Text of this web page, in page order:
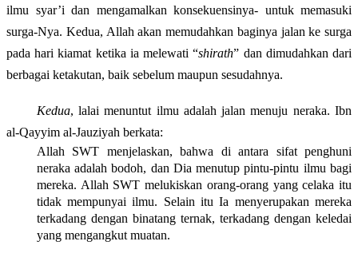
ilmu syar’i dan mengamalkan konsekuensinya- untuk memasuki
surga-Nya. Kedua, Allah akan memudahkan baginya jalan ke surga
pada hari kiamat ketika ia melewati “shirath” dan dimudahkan dari
berbagai ketakutan, baik sebelum maupun sesudahnya.
Kedua, lalai menuntut ilmu adalah jalan menuju neraka. Ibn
al-Qayyim al-Jauziyah berkata:
Allah SWT menjelaskan, bahwa di antara sifat penghuni
neraka adalah bodoh, dan Dia menutup pintu-pintu ilmu bagi
mereka. Allah SWT melukiskan orang-orang yang celaka itu
tidak mempunyai ilmu. Selain itu Ia menyerupakan mereka
terkadang dengan binatang ternak, terkadang dengan keledai
yang mengangkut muatan.